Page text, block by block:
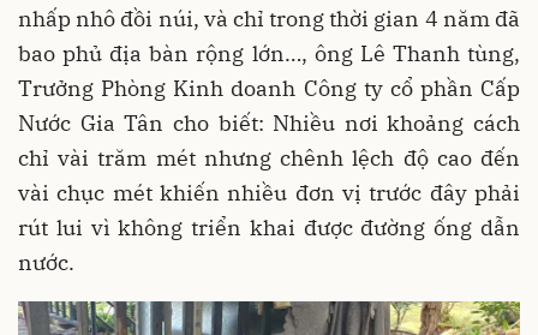
nhấp nhô đồi núi, và chỉ trong thời gian 4 năm đã
bao phủ địa bàn rộng lớn…, ông Lê Thanh tùng,
Trưởng Phòng Kinh doanh Công ty cổ phần Cấp
Nước Gia Tân cho biết: Nhiều nơi khoảng cách
chỉ vài trăm mét nhưng chênh lệch độ cao đến
vài chục mét khiến nhiều đơn vị trước đây phải
rút lui vì không triển khai được đường ống dẫn
nước.